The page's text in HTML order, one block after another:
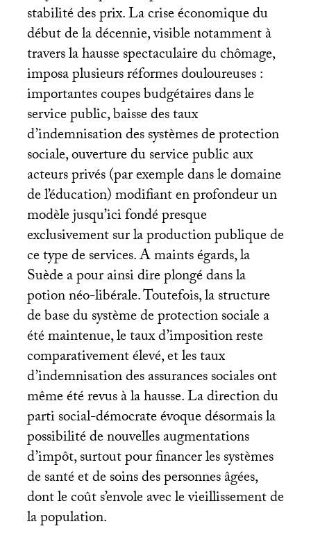
stabilité des prix. La crise économique du
début de la décennie, visible notamment à
travers la hausse spectaculaire du chômage,
imposa plusieurs réformes douloureuses :
importantes coupes budgétaires dans le
service public, baisse des taux
d’indemnisation des systèmes de protection
sociale, ouverture du service public aux
acteurs privés (par exemple dans le domaine
de l’éducation) modifiant en profondeur un
modèle jusqu’ici fondé presque
exclusivement sur la production publique de
ce type de services. A maints égards, la
Suède a pour ainsi dire plongé dans la
potion néo-libérale. Toutefois, la structure
de base du système de protection sociale a
été maintenue, le taux d’imposition reste
comparativement élevé, et les taux
d’indemnisation des assurances sociales ont
même été revus à la hausse. La direction du
parti social-démocrate évoque désormais la
possibilité de nouvelles augmentations
d’impôt, surtout pour financer les systèmes
de santé et de soins des personnes âgées,
dont le coût s’envole avec le vieillissement de
la population.